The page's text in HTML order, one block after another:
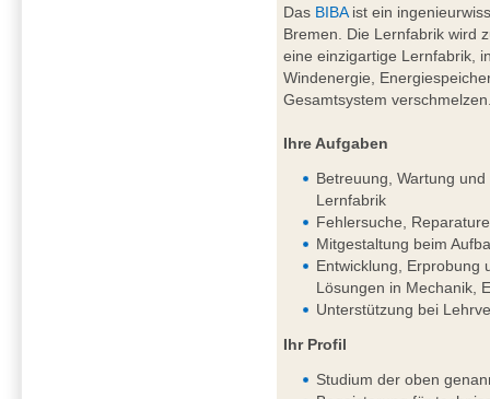
Das BIBAist ein
Bremen. Die Lernfabrik wird
eine einzigartige Lernfabrik,
Windenergie,
Gesamtsystem
Ihre Aufgaben
Betreuung, Wartung
Lernfabrik
Fehlersuche,
Mitgestaltung beim
Entwicklung, Erprobung
Lösungen in Mechanik,
Unterstützung bei
Ihr Profil
Studium der oben